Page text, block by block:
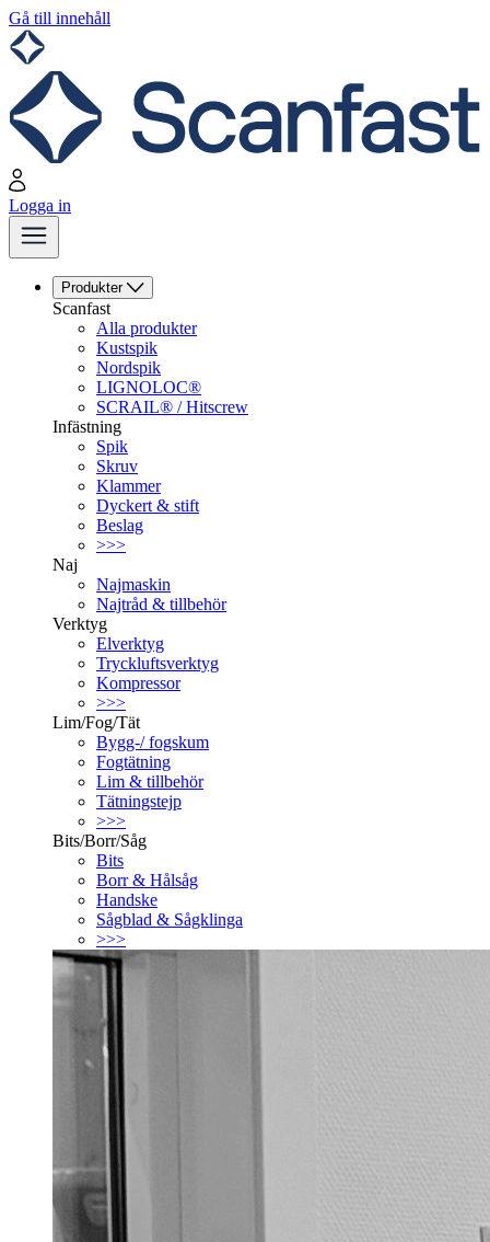
Gå till innehåll
Logga in
Produkter
Scanfast
Alla produkter
Kustspik
Nordspik
LIGNOLOC®
SCRAIL® / Hitscrew
Infästning
Spik
Skruv
Klammer
Dyckert & stift
Beslag
>>>
Naj
Najmaskin
Najtråd & tillbehör
Verktyg
Elverktyg
Tryckluftsverktyg
Kompressor
>>>
Lim/Fog/Tät
Bygg-/ fogskum
Fogtätning
Lim & tillbehör
Tätningstejp
>>>
Bits/Borr/Såg
Bits
Borr & Hålsåg
Handske
Sågblad & Sågklinga
>>>